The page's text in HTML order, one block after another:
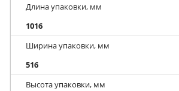
Длина упаковки, мм
1016
Ширина упаковки, мм
516
Высота упаковки, мм